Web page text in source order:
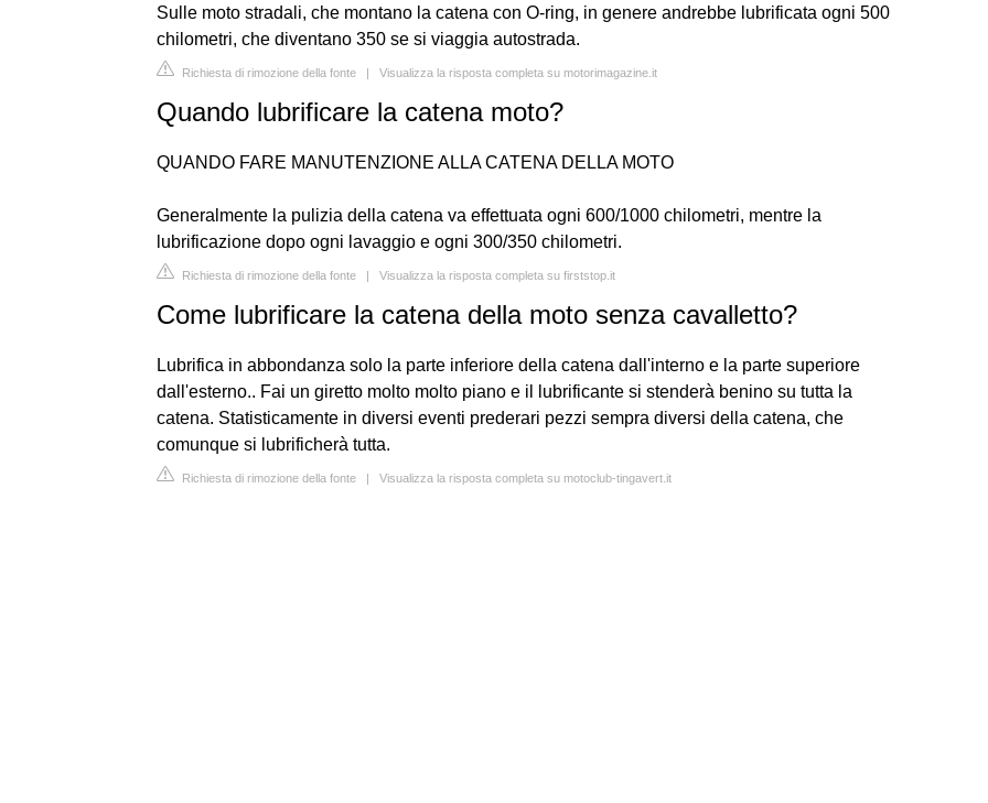
Sulle moto stradali, che montano la catena con O-ring, in genere andrebbe lubrificata ogni 500
chilometri, che diventano 350 se si viaggia autostrada.
Richiesta di rimozione della fonte | Visualizza la risposta completa su motorimagazine.it
Quando lubrificare la catena moto?
QUANDO FARE MANUTENZIONE ALLA CATENA DELLA MOTO
Generalmente la pulizia della catena va effettuata ogni 600/1000 chilometri, mentre la
lubrificazione dopo ogni lavaggio e ogni 300/350 chilometri.
Richiesta di rimozione della fonte | Visualizza la risposta completa su firststop.it
Come lubrificare la catena della moto senza cavalletto?
Lubrifica in abbondanza solo la parte inferiore della catena dall'interno e la parte superiore
dall'esterno.. Fai un giretto molto molto piano e il lubrificante si stenderà benino su tutta la
catena. Statisticamente in diversi eventi prederari pezzi sempra diversi della catena, che
comunque si lubrificherà tutta.
Richiesta di rimozione della fonte | Visualizza la risposta completa su motoclub-tingavert.it